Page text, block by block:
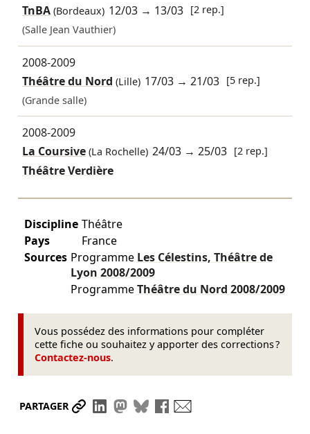
TnBA(Bordeaux) 12/03 → 13/03 [2 rep.]
(Salle Jean Vauthier)
2008-2009
Théâtre du Nord (Lille) 17/03 →21/03 [5 rep.]
(Grande salle)
2008-2009
La Coursive(La Rochelle) 24/03 →25/03 [2 rep.]
Théâtre Verdière
Discipline Théâtre
Pays
France
Sources Programme Les Célestins, Théâtre de
Lyon 2008/2009
ProgrammeThéâtre du Nord 2008/2009
Vous possédez des informations pour compléter
cette fiche ou souhaitez y apporter des corrections ?
Contactez-nous.
PARTAGER Partager le lien
Partager sur LinkedIn
Partager sur Mastodon
Partager sur Bluesky
Partager sur Facebook